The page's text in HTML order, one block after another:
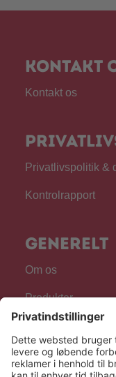
Kontakt
Kontakt os
Privatlivspolitik &
Kontrolrapport
Generelt
Om os
Produkter
For fagpersonale